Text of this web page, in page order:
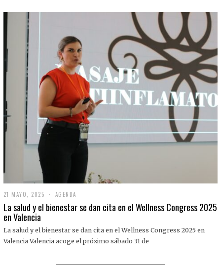
21 MAYO, 2025
1
M
O
,
AGENDA
La salud y el bienestar se dan cita en el Wellness Congress 2025
en Valencia
La salud y el bienestar se dan cita en el Wellness Congress 2025 en
Valencia Valencia acoge el próximo sábado 31 de